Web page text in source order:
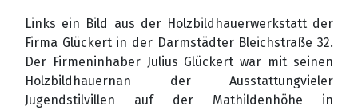
Links ein Bild aus der Holzbildhauerwerkstatt der
Firma Glückert in der Darmstädter Bleichstraße 32.
Der Firmeninhaber Julius Glückert war mit seinen
Holzbildhauernan der Ausstattungvieler
Jugendstilvillen auf der Mathildenhöhe in